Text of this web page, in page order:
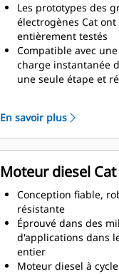
Les prototypes des
électrogènes Cat ont
entièrement testés
Compatible avec
charge instantanée
une seule étape et
Conformes aux
norme ISO 8528-5
régime continu et à
transitoire
En savoir plus
Moteur diesel Cat
Conception fiable,
résistante
Éprouvé dans des
d'applications dans
entier
Moteur diesel à